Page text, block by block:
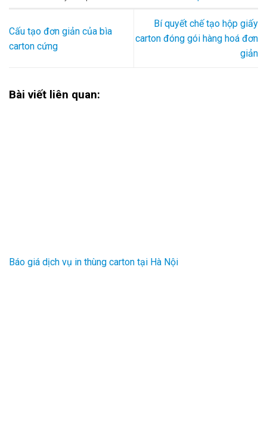
Cấu tạo đơn giản của bìa
carton cứng
Bí quyết chế tạo hộp giấy
carton đóng gói hàng hoá đơn
giản
Bài viết liên quan:
Báo giá dịch vụ in thùng carton tại Hà Nội